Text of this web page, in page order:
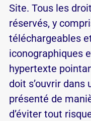
Site. Tous les
réservés, y
téléchargeables
iconographiques
hypertexte
doit s’ouvrir
présenté de
d’éviter tout